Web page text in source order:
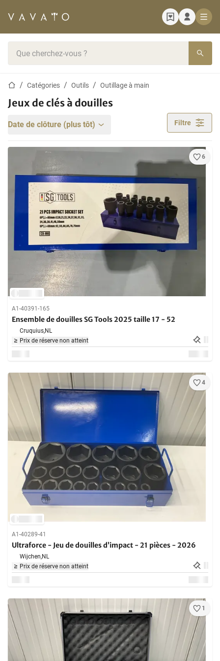
Page d'accueil
Catégories Outils Outillage à main
Jeux de clés à douilles
Date de clôture (plus tôt) Filtre
6
A1-40391-165
Ensemble de douilles SG Tools 2025 taille 17 - 52
Cruquius,NL
Prix de réserve non atteint
4
A1-40289-41
Ultraforce - Jeu de douilles d’impact - 21 pièces - 2026
Wijchen,NL
Prix de réserve non atteint
1